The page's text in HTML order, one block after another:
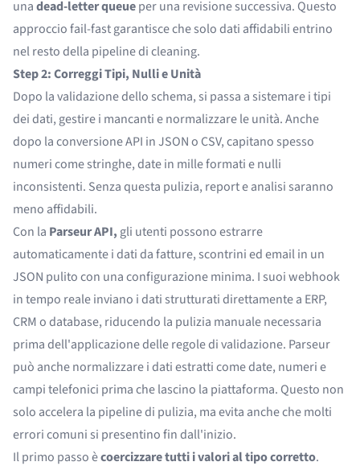
unadead-letter queueper una revisione successiva. Questo
approccio fail-fast garantisce che solo dati affidabili entrino
nel resto della pipeline di cleaning.
Step 2: Correggi Tipi, Nulli e Unità
Dopo la validazione dello schema, si passa a sistemare i tipi
dei dati, gestire i mancanti e normalizzare le unità. Anche
dopo la conversione API in JSON o CSV, capitano spesso
numeri come stringhe, date in mille formati e nulli
inconsistenti. Senza questa pulizia, report e analisi saranno
meno affidabili.
Con la Parseur API, gli utenti possono estrarre
automaticamente i dati da fatture, scontrini ed email in un
JSON pulito con una configurazione minima. I suoi webhook
in tempo reale inviano i dati strutturati direttamente a ERP,
CRM o database, riducendo la pulizia manuale necessaria
prima dell'applicazione delle regole di validazione. Parseur
può anchenormalizzare i dati estratticome date, numeri e
campi telefonici prima che lascino la piattaforma. Questo non
solo accelera la pipeline di pulizia, ma evita anche che molti
errori comuni si presentino fin dall'inizio.
Il primo passo ècoercizzare tutti i valori al tipo corretto.